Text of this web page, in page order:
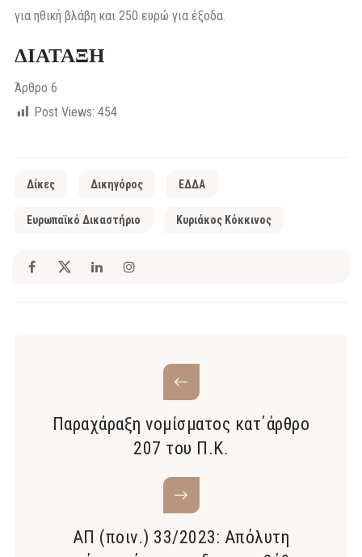
για ηθική βλάβη και 250 ευρώ για έξοδα.
ΔΙΑΤΑΞΗ
Άρθρο 6
Post Views: 454
Δίκες Δικηγόρος ΕΔΔΑ
Ευρωπαϊκό Δικαστήριο Κυριάκος Κόκκινος
Παραχάραξη νομίσματος κατ΄άρθρο
207 του Π.Κ.
ΑΠ (ποιν.) 33/2023: Απόλυτη